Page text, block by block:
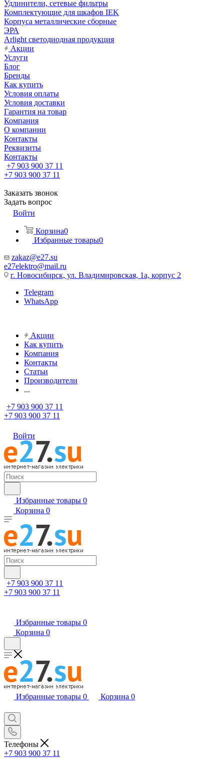
Удлинители, сетевые фильтры
Комплектующие для шкафов IEK
Корпуса металлические сборные
ЭРА
Arlight светодиодная продукция
Акции
Услуги
Блог
Бренды
Как купить
Условия оплаты
Условия доставки
Гарантия на товар
Компания
О компании
Контакты
Реквизиты
Контакты
+7 903 900 37 11
+7 903 900 37 11
Заказать звонок
Задать вопрос
Войти
Корзина0
Избранные товары0
zakaz@e27.su
e27elektro@mail.ru
г. Новосибирск, ул. Владимировская, 1а, корпус 2
Telegram
WhatsApp
Акции
Как купить
Компания
Контакты
Статьи
Производители
...
+7 903 900 37 11
+7 903 900 37 11
Войти
Избранные товары 0
Корзина 0
+7 903 900 37 11
+7 903 900 37 11
Избранные товары 0
Корзина 0
Избранные товары 0 Корзина 0
Телефоны
+7 903 900 37 11